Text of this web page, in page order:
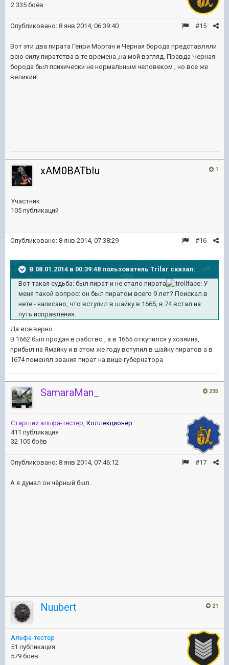
2 335 боёв
#15
Опубликовано: 8 янв 2014, 06:39:40
Вот эти два пирата Генри Морган и Черная борода представляли
всю силу пиратства в те времена ,на мой взгляд. Правда Черная
борода был психически не нормальным человеком , но все же
великий!
1
xAM0BATbIu
Участник
105 публикаций
#16
Опубликовано: 8 янв 2014, 07:38:29
В 08.01.2014 в 00:39:48 пользователь Trilar сказал:
Вот такая судьба: был пират и не стало пирата
У
меня такой вопрос: он был пиратом всего 9 лет? Поискал в
нете - написано, что вступил в шайку в 1665, в 74 встал на
путь исправления.
Да все верно
В 1662 был продан в рабство , а в 1665 откупился у хозяина,
прибыл на Ямайку и в этом же году вступил в шайку пиратов а в
1674 поменял звания пират на вице-губернатора
235
SamaraMan_
Старший альфа-тестер Коллекционер
411 публикация
32 105 боёв
#17
Опубликовано: 8 янв 2014, 07:46:12
А я думал он чёрный был..
21
Nuubert
Альфа-тестер
51 публикация
579 боёв